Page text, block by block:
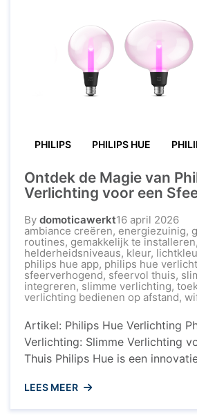
PHILIPS PHILIPS HUE
Ontdek de Magie van
Verlichting voor een
By domoticawerkt16 april 2026
ambiance creëren, energiezuinig,
routines, gemakkelijk te installeren,
helderheidsniveaus, kleur,
philips hue app, philips hue
sfeerverhogend, sfeervol thuis,
integreren,slimme verlichting,
verlichting bedienen op afstand,
Artikel: Philips Hue Verlichting
Verlichting: Slimme Verlichting
Thuis Philips Hue is een
een slimme en sfeervolle
Hue kunt u de verlichting
LEES MEER